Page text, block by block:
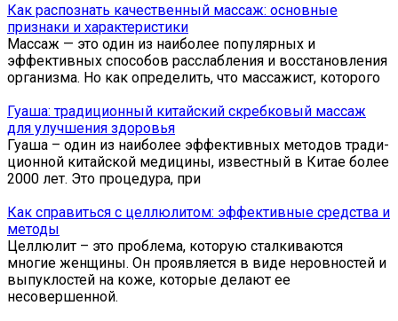
Как распознать качественный массаж: основные
признаки и характеристики
Массаж — это один из наиболее популярных и
эффективных способов расслабления и восстановления
организма. Но как определить, что массажист, которого
Гуаша: традиционный китайский скребковый массаж
для улучшения здоровья
Гуа­ша – один из на­и­бо­лее эф­фек­тив­ных ме­то­дов тра­ди­
ци­он­ной ки­тай­ской медицины, из­вест­ный в Ки­тае бо­лее
2000 лет. Это про­це­ду­ра, при
Как справиться с целлюлитом: эффективные средства и
методы
Целлюлит – это проблема, которую сталкиваются
многие женщины. Он проявляется в виде неровностей и
выпуклостей на коже, которые делают ее
несовершенной.